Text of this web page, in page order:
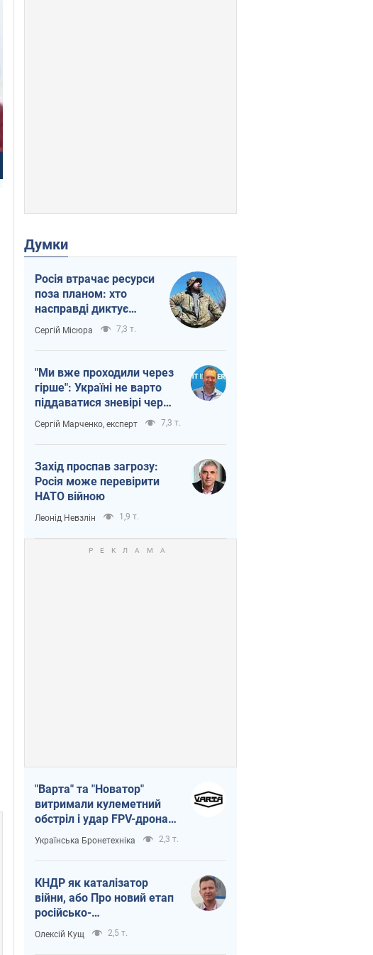
Думки
Росія втрачає ресурси
поза планом: хто
насправді диктує
темп війни
Сергій Місюра 7,3 т.
"Ми вже проходили через
гірше": Україні не варто
піддаватися зневірі через
ракетний терор
Сергій Марченко, експерт 7,3 т.
Захід проспав загрозу:
Росія може перевірити
НАТО війною
Леонід Невзлін 1,9 т.
"Варта" та "Новатор"
витримали кулеметний
обстріл і удар FPV-дрона,
врятувавши життя
офіцеру ЗСУ
Українська Бронетехніка 2,3 т.
КНДР як каталізатор
війни, або Про новий етап
російсько-
північнокорейського
Олексій Кущ 2,5 т.